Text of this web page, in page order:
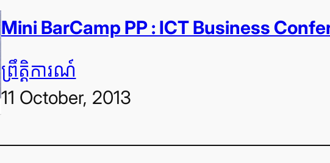
Mini BarCamp PP : ICT Business
ព្រឹត្តិការណ៍
11 October, 2013